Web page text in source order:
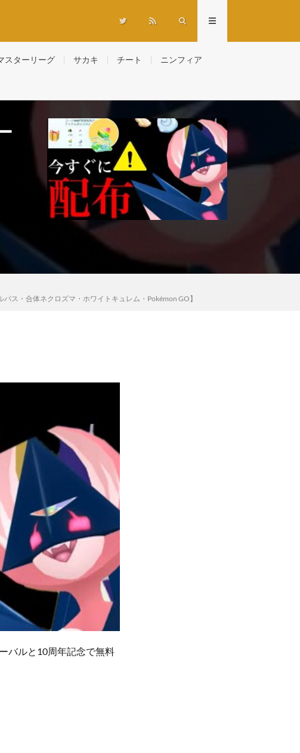
スターリーグ サカキ チート ニンフィア
ス・合体ネクロズマ・ホワイトキュレム・Pokémon GO】
バルと10周年記念で無料